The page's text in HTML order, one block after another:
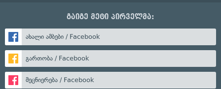
გაიგე მეტი პირველმა:
ახალი ამბები / Facebook
გართობა / Facebook
მეცნიერება / Facebook